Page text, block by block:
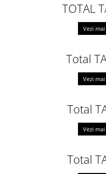
TOTAL
Vezi
Total
Vezi
Total
Vezi
Total